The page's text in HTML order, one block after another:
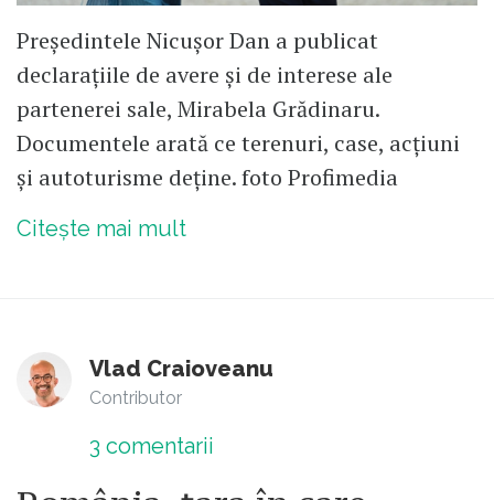
Președintele Nicușor Dan a publicat
declarațiile de avere și de interese ale
partenerei sale, Mirabela Grădinaru.
Documentele arată ce terenuri, case, acțiuni
și autoturisme deține. foto Profimedia
Citește mai mult
Vlad Craioveanu
Contributor
3 comentarii